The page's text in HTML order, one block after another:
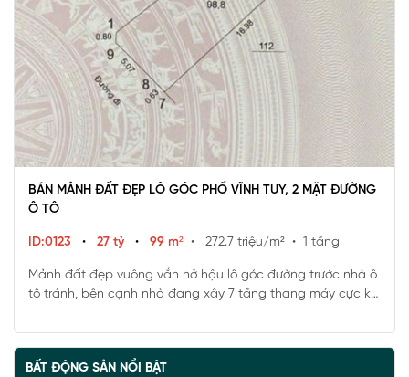
BÁN MẢNH ĐẤT ĐẸP LÔ GÓC PHỐ VĨNH TUY, 2 MẶT ĐƯỜNG
Ô TÔ
ID:0123 • 27 tỷ • 99 m² • 272.7 triệu/m² • 1 tầng
Mảnh đất đẹp vuông vắn nở hậu lô góc đường trước nhà ô
tô tránh, bên cạnh nhà đang xây 7 tầng thang máy cực kỳ
BẤT ĐỘNG SẢN NỔI BẬT